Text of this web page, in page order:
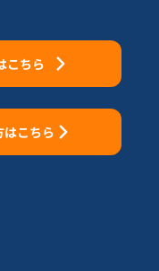
こちら
こちら